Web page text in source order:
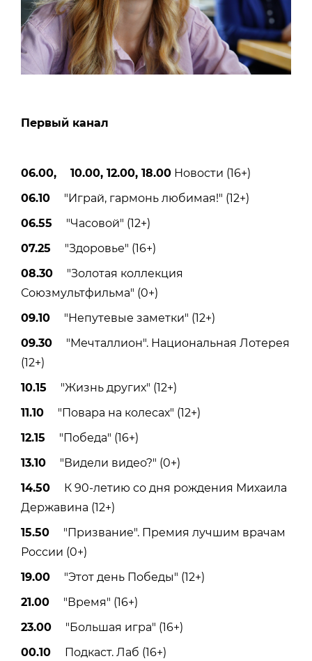
Первый канал
06.00, 10.00, 12.00, 18.00 Новости (16+)
06.10 "Играй, гармонь любимая!" (12+)
06.55 "Часовой" (12+)
07.25 "Здоровье" (16+)
08.30 "Золотая коллекция
Союзмультфильма" (0+)
09.10 "Непутевые заметки" (12+)
09.30 "Мечталлион". Национальная Лотерея
(12+)
10.15 "Жизнь других" (12+)
11.10 "Повара на колесах" (12+)
12.15 "Победа" (16+)
13.10 "Видели видео?" (0+)
14.50 К 90-летию со дня рождения Михаила
Державина (12+)
15.50 "Призвание". Премия лучшим врачам
России (0+)
19.00 "Этот день Победы" (12+)
21.00 "Время" (16+)
23.00 "Большая игра" (16+)
00.10 Подкаст. Лаб (16+)